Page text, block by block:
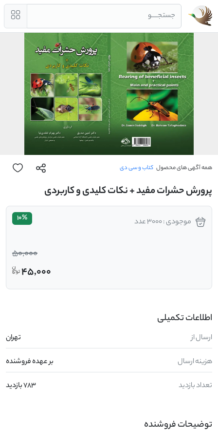
جستجــــو
همه آگهی های محصول کتاب و سی دی
پرورش حشرات مفید + نکات کلیدی و کاربردی
موجودی : 3000 عدد 10%
50,000
45,000
اطلاعات تکمیلی
ارسال از تهران
هزینه ارسال بر عهده فروشنده
تعداد بازدید 783 بازدید
توضیحات فروشنده